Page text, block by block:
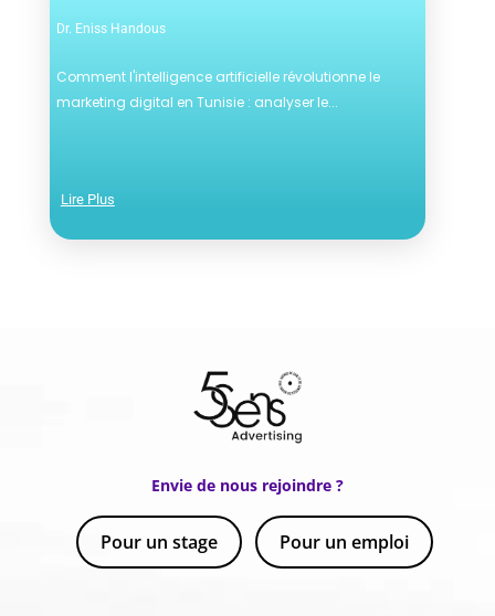
Dr. Eniss Handous
Comment l'intelligence artificielle révolutionne le
marketing digital en Tunisie : analyser le...
Lire Plus
Envie de nous rejoindre ?
Pour un stage Pour un emploi